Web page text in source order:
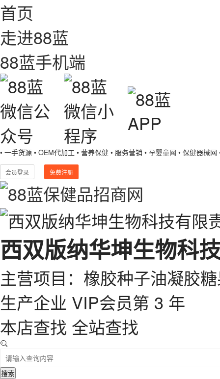
首页
走进88蓝
88蓝手机端
• 一手货源 • OEM代加工 • 营养保健 • 服务营销 • 孕婴童网 • 保健器械网
会员登录 免费注册
西双版纳华坤生物科
主营项目：橡胶种子油凝胶
生产企业 VIP会员第 3 年
本店查找 全站查找
搜索